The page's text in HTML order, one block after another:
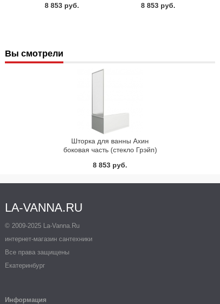
8 853 руб.
8 853 руб.
Вы смотрели
Шторка для ванны Ахин
боковая часть (стекло Грэйп)
8 853 руб.
LA-VANNA.RU
© 2009-2025 La-Vanna.Ru
интернет-магазин сантехники
Все права защищены
Екатеринбург
Информация